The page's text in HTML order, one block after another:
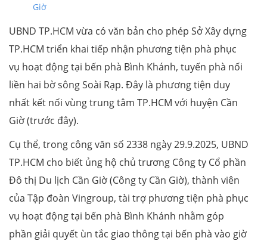
Giờ
UBND TP.HCM vừa có văn bản cho phép Sở Xây dựng
TP.HCM triển khai tiếp nhận phương tiện phà phục
vụ hoạt động tại bến phà Bình Khánh, tuyến phà nối
liền hai bờ sông Soài Rạp. Đây là phương tiện duy
nhất kết nối vùng trung tâm TP.HCM với huyện Cần
Giờ (trước đây).
Cụ thể, trong công văn số 2338 ngày 29.9.2025, UBND
TP.HCM cho biết ủng hộ chủ trương Công ty Cổ phần
Đô thị Du lịch Cần Giờ (Công ty Cần Giờ), thành viên
của Tập đoàn Vingroup, tài trợ phương tiện phà phục
vụ hoạt động tại bến phà Bình Khánh nhằm góp
phần giải quyết ùn tắc giao thông tại bến phà vào giờ